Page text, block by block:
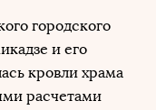
городского
и его
кровли храма
расчетами